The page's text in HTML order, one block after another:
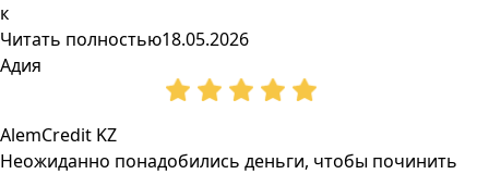
к
Читать полностью18.05.2026
Адия
AlemCredit KZ
Неожиданно понадобились деньги, чтобы починить